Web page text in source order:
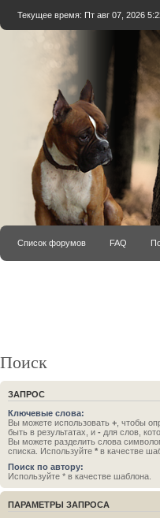
Текущее время: Пт авг 07, 2026
Список форумов FAQ
Поиск
ЗАПРОС
Ключевые слова:
Вы можете использовать + , чтобы
быть в результатах, и - для слов,
Вы можете разделить слова
списка. Используйте * в качестве
Поиск по автору:
Используйте * в качестве шаблона.
ПАРАМЕТРЫ ЗАПРОСА